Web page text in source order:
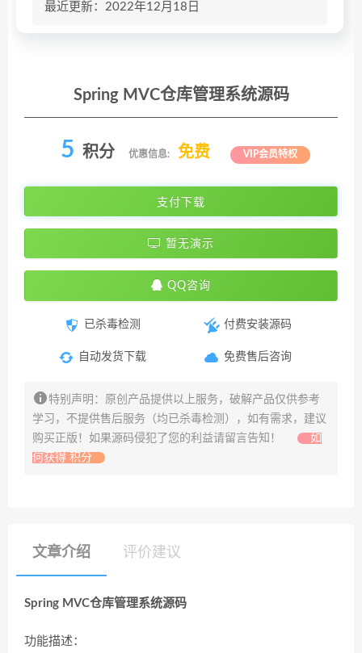
最近更新：2022年12月18日
Spring MVC仓库管理系统源码
5 积分 优惠信息: 免费 VIP会员特权
支付下载
暂无演示
QQ咨询
已杀毒检测
自动发货下载
付费安装源码
免费售后咨询
特别声明：原创产品提供以上服务，破解产品仅供参考
学习，不提供售后服务（均已杀毒检测），如有需求，建议
购买正版！如果源码侵犯了您的利益请留言告知！
如
何获得 积分
文章介绍 评价建议
Spring MVC仓库管理系统源码
功能描述：